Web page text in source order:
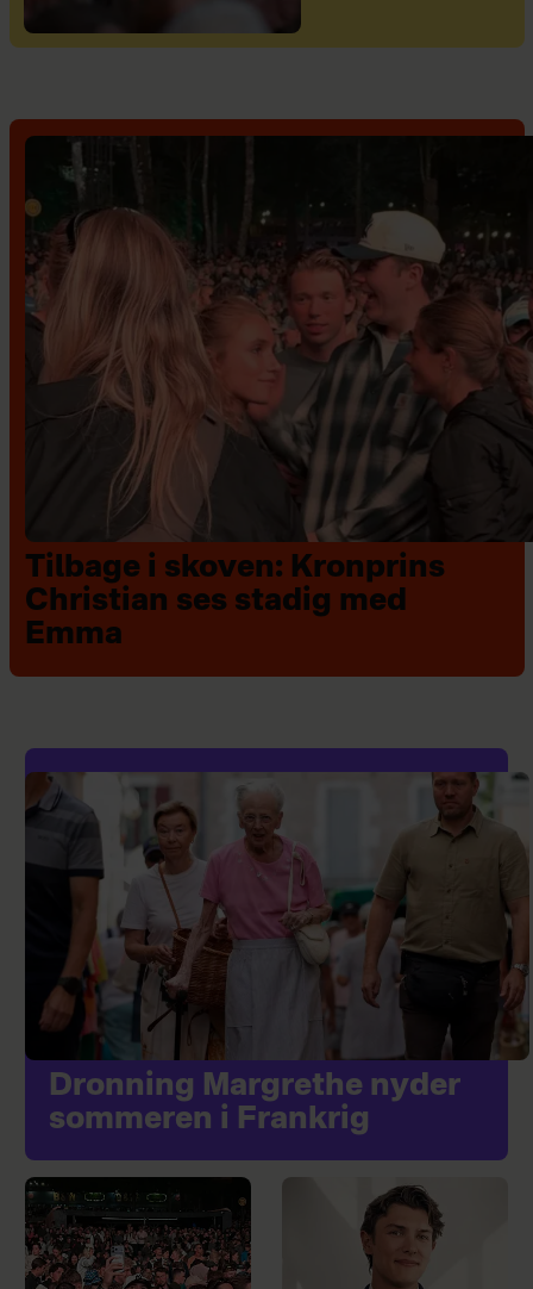
Tilbage i skoven: Kronprins
Christian ses stadig med
Emma
Dronning Margrethe nyder
sommeren i Frankrig